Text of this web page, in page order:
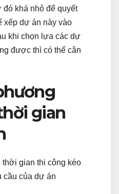
khá nhỏ để quyết
xếp dự án này vào
khi chọn lựa các dự
được thì có thể cân
gian
gian thi công kéo
cầu của dự án